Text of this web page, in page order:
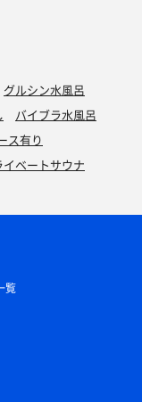
グルシン水風呂
バイブラ水風呂
ス有り
イベートサウナ
覧